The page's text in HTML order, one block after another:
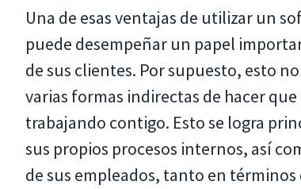
Una de esas ventajas de utilizar un
puede desempeñar un papel
de sus clientes. Por supuesto, esto
varias formas indirectas de hacer
trabajando contigo. Esto se logra
sus propios procesos internos, así
de sus empleados, tanto en